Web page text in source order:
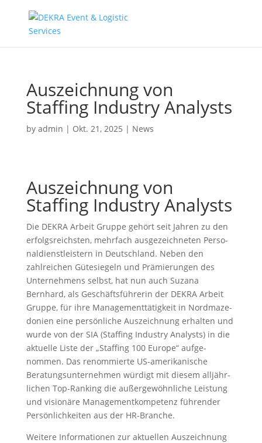
Auszeichnung von
Staffing Industry Analysts
by admin | Okt. 21, 2025 | News
Auszeichnung von
Staffing Industry Analysts
Die DEKRA Arbeit Gruppe gehört seit Jahren zu den
erfolgs­reichsten, mehrfach ausge­zeich­neten Perso­
nal­dienst­leistern in Deutschland. Neben den
zahlreichen Gütesiegeln und Prämie­rungen des
Unter­nehmens selbst, hat nun auch Suzana
Bernhard, als Geschäfts­füh­rerin der DEKRA Arbeit
Gruppe, für ihre Manage­ment­tä­tigkeit in Nordma­ze­
donien eine persön­liche Auszeichnung erhalten und
wurde von der SIA (Staffing Industry Analysts) in die
aktuelle Liste der „Staffing 100 Europe“ aufge­
nommen. Das renom­mierte US-ameri­ka­nische
Beratungs­un­ter­nehmen würdigt mit diesem alljähr­
lichen Top-Ranking die außer­ge­wöhn­liche Leistung
und visionäre Manage­ment­kom­petenz führender
Persön­lich­keiten aus der HR-Branche.
Weitere Infor­ma­tionen zur aktuellen Auszeichnung